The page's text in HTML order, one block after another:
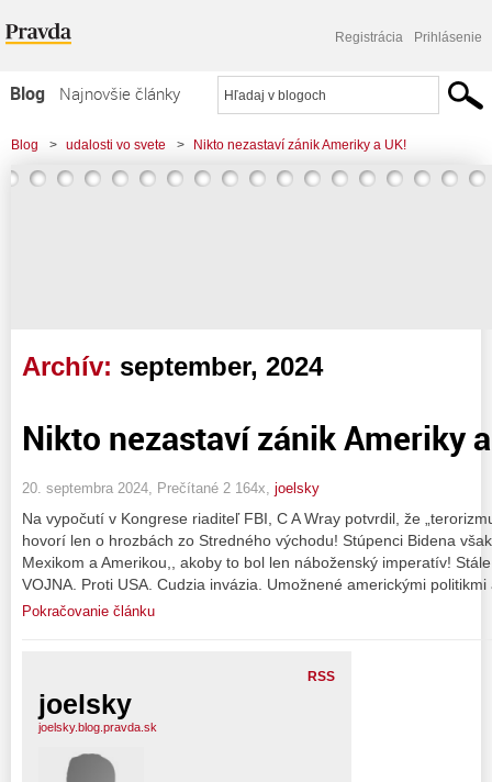
Registrácia Prihlásenie
Blog
Najnovšie články
Najčítanejšie články
Najkomentovanejšie články
Blog > udalosti vo svete > Nikto nezastaví zánik Ameriky a UK!
Archív: september, 2024
Nikto nezastaví zánik Ameriky
20. septembra 2024, Prečítané 2 164x, joelsky
Na vypočutí v Kongrese riaditeľ FBI, C A Wray potvrdil, že
hovorí len o hrozbách zo Stredného východu! Stúpenci Bidena
Mexikom a Amerikou,, akoby to bol len náboženský imperatív!
VOJNA. Proti USA. Cudzia invázia. Umožnené americkými
Pokračovanie článku
RSS
joelsky
joelsky.blog.pravda.sk